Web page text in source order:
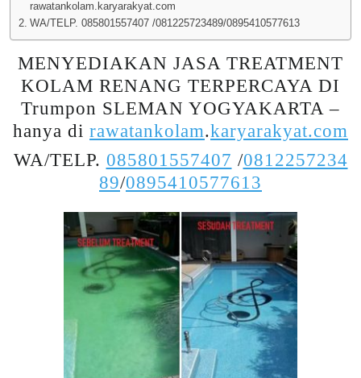
rawatankolam.karyarakyat.com
WA/TELP. 085801557407 /081225723489/0895410577613
MENYEDIAKAN JASA TREATMENT
KOLAM RENANG TERPERCAYA DI
Trumpon SLEMAN YOGYAKARTA –
hanya di rawatankolam.karyarakyat.com
WA/TELP. 085801557407 /0812257234
89/0895410577613